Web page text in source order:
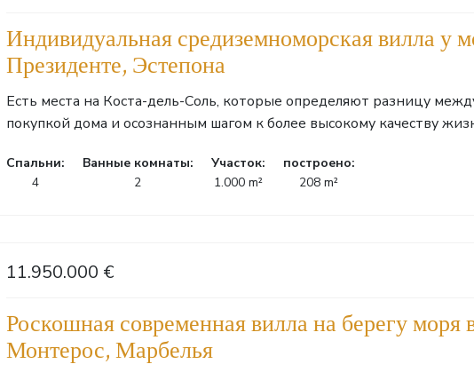
Индивидуальная средиземноморская вилла у
Президенте, Эстепона
Есть места на Коста-дель-Соль, которые определяют разницу
покупкой дома и осознанным шагом к более высокому качеству
Cпальни:
4
Ванные комнаты:
2
Участок:
1.000 m²
построено:
208 m²
11.950.000 €
Роскошная современная вилла на берегу моря
Монтерос, Марбелья